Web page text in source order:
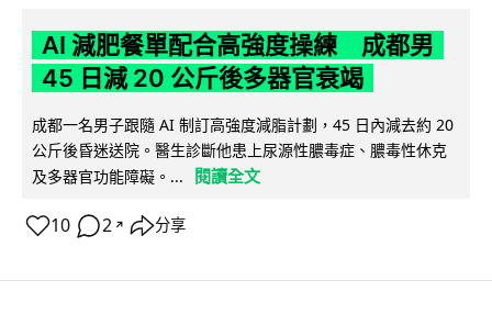
AI 減肥餐單配合高強度操練 成都男
45 日減 20 公斤後多器官衰竭
成都一名男子跟隨 AI 制訂高強度減脂計劃，45 日內減去約 20
公斤後昏迷送院。醫生診斷他患上尿源性膿毒症、膿毒性休克
及多器官功能障礙。...
閱讀全文
10 2 ↗ 分享